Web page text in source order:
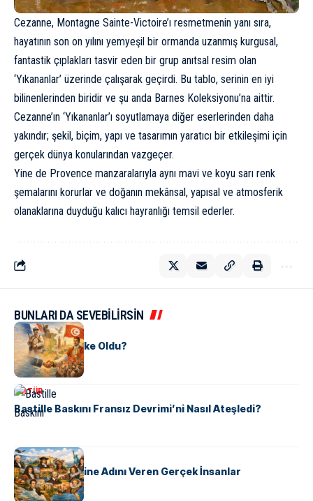
Cezanne, Montagne Sainte-Victoire’ı resmetmenin yanı sıra,
hayatının son on yılını yemyeşil bir ormanda uzanmış kurgusal,
fantastik çıplakları tasvir eden bir grup anıtsal resim olan
‘Yıkananlar’ üzerinde çalışarak geçirdi. Bu tablo, serinin en iyi
bilinenlerinden biridir ve şu anda Barnes Koleksiyonu’na aittir.
Cezanne’ın ‘Yıkananlar’ı soyutlamaya diğer eserlerinden daha
yakındır; şekil, biçim, yapı ve tasarımın yaratıcı bir etkileşimi için
gerçek dünya konularından vazgeçer.
Yine de Provence manzaralarıyla aynı mavi ve koyu sarı renk
şemalarını korurlar ve doğanın mekânsal, yapısal ve atmosferik
olanaklarına duyduğu kalıcı hayranlığı temsil ederler.
BUNLARI DA SEVEBİLİRSİN
KÜLTÜR
Tunus Nasıl Ülke Oldu?
KÜLTÜR
Bastille Baskını Fransız Devrimi’ni Nasıl Ateşledi?
KÜLTÜR
ABD Eyaletlerine Adını Veren Gerçek İnsanlar